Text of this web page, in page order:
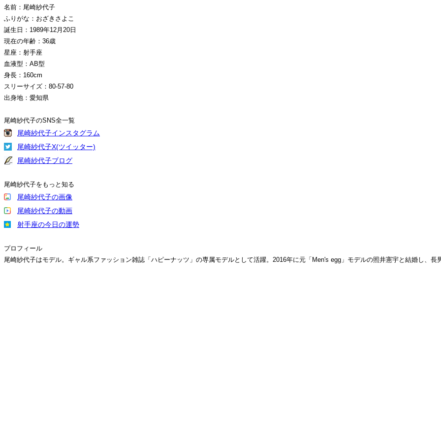
名前：尾崎紗代子
ふりがな：おざきさよこ
誕生日：1989年12月20日
現在の年齢：36歳
星座：射手座
血液型：AB型
身長：160cm
スリーサイズ：80-57-80
出身地：愛知県
尾崎紗代子のSNS全一覧
尾崎紗代子インスタグラム
尾崎紗代子X(ツイッター)
尾崎紗代子ブログ
尾崎紗代子をもっと知る
尾崎紗代子の画像
尾崎紗代子の動画
射手座の今日の運勢
プロフィール
尾崎紗代子はモデル。ギャル系ファッション雑誌「ハピーナッツ」の専属モデルとして活躍。2016年に元「Men's egg」モデルの照井憲宇と結婚し、長